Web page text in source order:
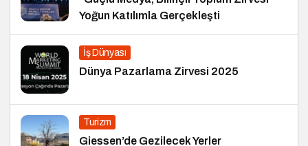
Yoğun Katılımla Gerçekleşti
İş Dünyası
Dünya Pazarlama Zirvesi 2025
Turizm
Giessen’de Gezilecek Yerler